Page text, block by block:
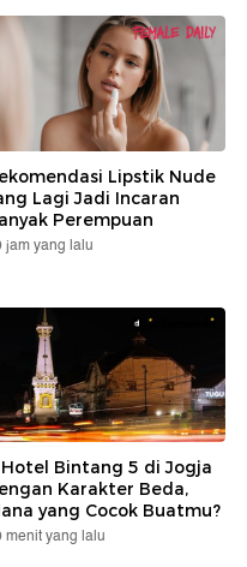
Lipstik Nude
Lagi Jadi Incaran
Perempuan
jam yang lalu
Bintang 5 di Jogja
Karakter Beda,
yang Cocok Buatmu?
menit yang lalu